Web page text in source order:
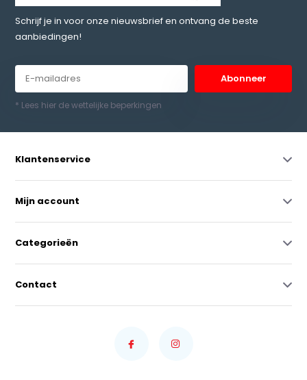
Schrijf je in voor onze nieuwsbrief en ontvang de beste
aanbiedingen!
Abonneer
* Lees hier de wettelijke beperkingen
Klantenservice
Mijn account
Categorieën
Contact